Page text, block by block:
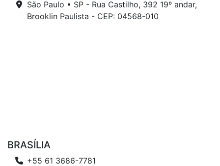
São Paulo • SP - Rua Castilho, 392 19º andar,
Brooklin Paulista - CEP: 04568-010
BRASÍLIA
+55 61 3686-7781